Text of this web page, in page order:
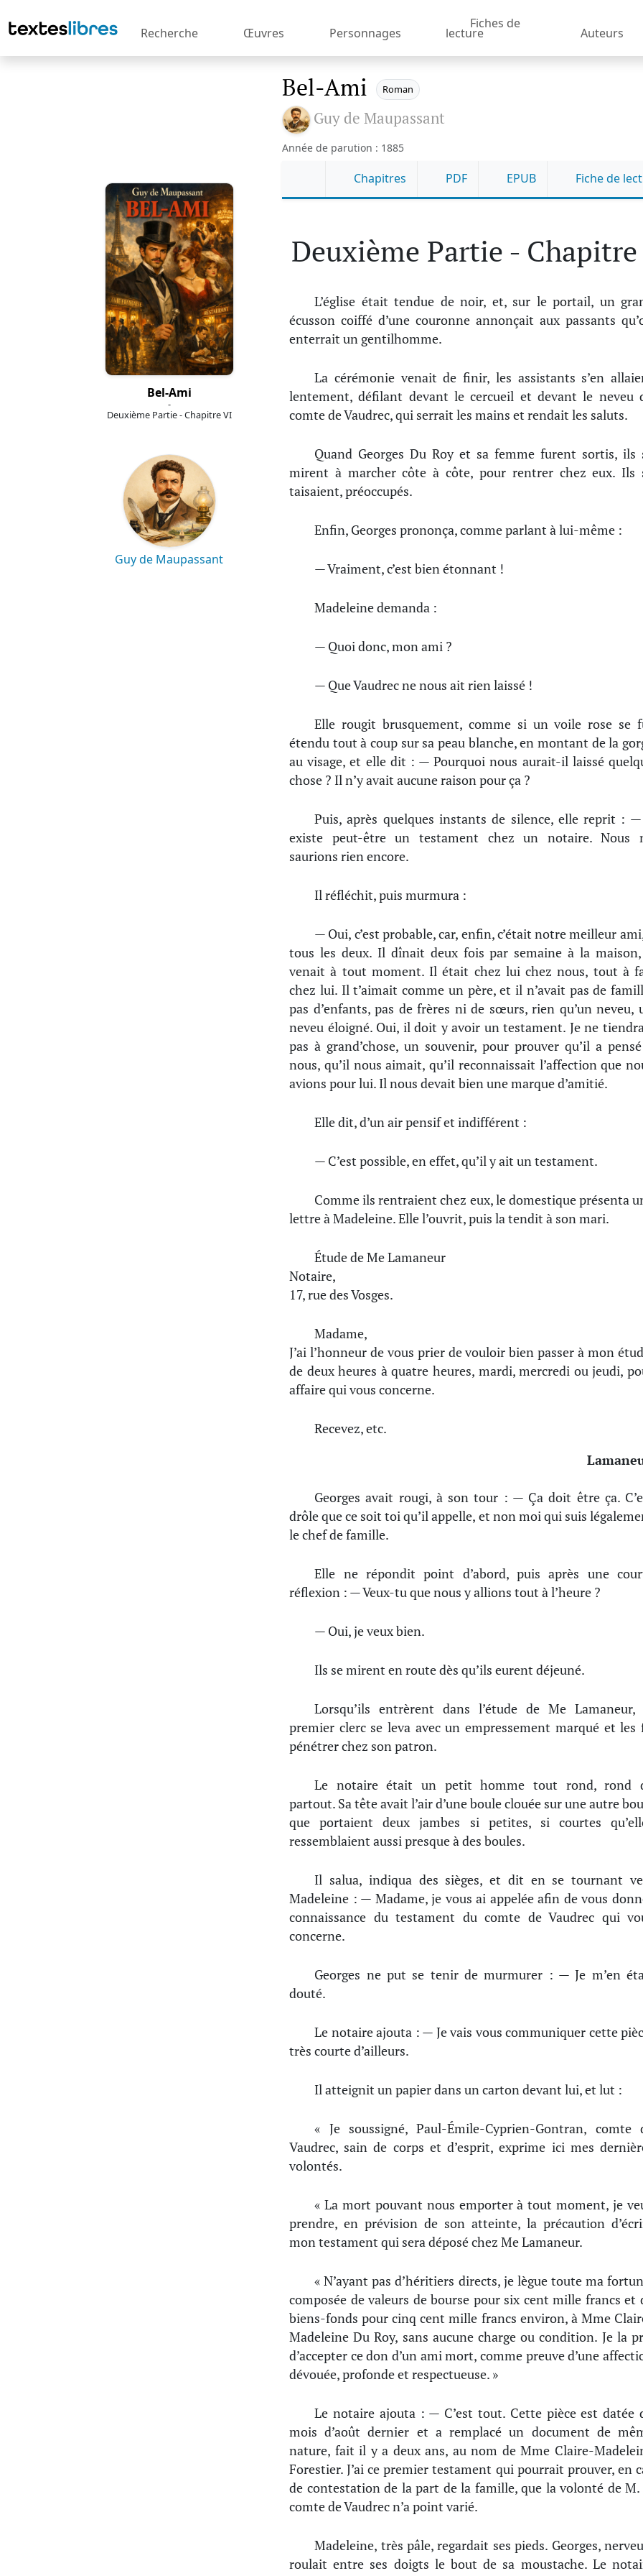
Recherche Œuvres Personnages
Fiches de
lecture Auteurs
Bel-Ami
-
Deuxième Partie - Chapitre VI
Guy de Maupassant
Bel-Ami Roman
Guy de Maupassant
Année de parution : 1885
Chapitres PDF EPUB Fiche de
Deuxième Partie -
L’église était tendue de noir, et, sur le portail, un
écusson coiffé d’une couronne annonçait aux passants
enterrait un gentilhomme.
La cérémonie venait de finir, les assistants s’en
lentement, défilant devant le cercueil et devant le neveu
comte de Vaudrec, qui serrait les mains et rendait les saluts.
Quand Georges Du Roy et sa femme furent sortis, ils
mirent à marcher côte à côte, pour rentrer chez eux. Ils
taisaient, préoccupés.
Enfin, Georges prononça, comme parlant à lui-même :
— Vraiment, c’est bien étonnant !
Madeleine demanda :
— Quoi donc, mon ami ?
— Que Vaudrec ne nous ait rien laissé !
Elle rougit brusquement, comme si un voile rose se
étendu tout à coup sur sa peau blanche, en montant de la
au visage, et elle dit : — Pourquoi nous aurait-il laissé
chose ? Il n’y avait aucune raison pour ça ?
Puis, après quelques instants de silence, elle reprit :
existe peut-être un testament chez un notaire. Nous
saurions rien encore.
Il réfléchit, puis murmura :
— Oui, c’est probable, car, enfin, c’était notre meilleur
tous les deux. Il dînait deux fois par semaine à la
venait à tout moment. Il était chez lui chez nous, tout à
chez lui. Il t’aimait comme un père, et il n’avait pas de
pas d’enfants, pas de frères ni de sœurs, rien qu’un neveu,
neveu éloigné. Oui, il doit y avoir un testament. Je ne
pas à grand’chose, un souvenir, pour prouver qu’il a
nous, qu’il nous aimait, qu’il reconnaissait l’affection que
avions pour lui. Il nous devait bien une marque d’amitié.
Elle dit, d’un air pensif et indifférent :
— C’est possible, en effet, qu’il y ait un testament.
Comme ils rentraient chez eux, le domestique présenta
lettre à Madeleine. Elle l’ouvrit, puis la tendit à son mari.
Étude de Me Lamaneur
Notaire,
17, rue des Vosges.
Madame,
J’ai l’honneur de vous prier de vouloir bien passer à mon
de deux heures à quatre heures, mardi, mercredi ou jeudi,
affaire qui vous concerne.
Recevez, etc.
Georges avait rougi, à son tour : — Ça doit être ça.
drôle que ce soit toi qu’il appelle, et non moi qui suis
le chef de famille.
Elle ne répondit point d’abord, puis après une
réflexion : — Veux-tu que nous y allions tout à l’heure ?
— Oui, je veux bien.
Ils se mirent en route dès qu’ils eurent déjeuné.
Lorsqu’ils entrèrent dans l’étude de Me Lamaneur,
premier clerc se leva avec un empressement marqué et les
pénétrer chez son patron.
Le notaire était un petit homme tout rond, rond
partout. Sa tête avait l’air d’une boule clouée sur une autre
que portaient deux jambes si petites, si courtes
ressemblaient aussi presque à des boules.
Il salua, indiqua des sièges, et dit en se tournant
Madeleine : — Madame, je vous ai appelée afin de vous
connaissance du testament du comte de Vaudrec qui
concerne.
Georges ne put se tenir de murmurer : — Je m’en
douté.
Le notaire ajouta : — Je vais vous communiquer cette
très courte d’ailleurs.
Il atteignit un papier dans un carton devant lui, et lut :
« Je soussigné, Paul-Émile-Cyprien-Gontran, comte
Vaudrec, sain de corps et d’esprit, exprime ici mes
volontés.
« La mort pouvant nous emporter à tout moment, je
prendre, en prévision de son atteinte, la précaution
mon testament qui sera déposé chez Me Lamaneur.
« N’ayant pas d’héritiers directs, je lègue toute ma
composée de valeurs de bourse pour six cent mille francs et
biens-fonds pour cinq cent mille francs environ, à Mme
Madeleine Du Roy, sans aucune charge ou condition. Je la
d’accepter ce don d’un ami mort, comme preuve d’une
dévouée, profonde et respectueuse. »
Le notaire ajouta : — C’est tout. Cette pièce est datée
mois d’août dernier et a remplacé un document de
nature, fait il y a deux ans, au nom de Mme Claire-
Forestier. J’ai ce premier testament qui pourrait prouver, en
de contestation de la part de la famille, que la volonté de M.
comte de Vaudrec n’a point varié.
Madeleine, très pâle, regardait ses pieds. Georges,
roulait entre ses doigts le bout de sa moustache. Le